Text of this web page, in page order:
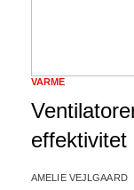
effektivitet
VARME
AMELIE VEJLGAARD